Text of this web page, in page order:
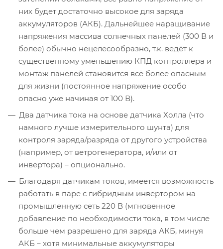
них будет достаточно высокое для заряда
аккумуляторов (АКБ). Дальнейшее наращивание
напряжения массива солнечных панелей (300 В и
более) обычно нецелесообразно, т.к. ведёт к
существенному уменьшению КПД контроллера и
монтаж панелей становится всё более опасным
для жизни (постоянное напряжение особо
опасно уже начиная от 100 В).
Два датчика тока на основе датчика Холла (что
намного лучше измерительного шунта) для
контроля заряда/разряда от другого устройства
(например, от ветрогенератора, и/или от
инвертора) – опционально.
Благодаря датчикам токов, имеется возможность
работать в паре с гибридным инвертором на
промышленную сеть 220 В (мгновенное
добавление по необходимости тока, в том числе
больше чем разрешено для заряда АКБ, минуя
АКБ – хотя минимальные аккумуляторы